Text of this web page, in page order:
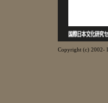
Copyright (c) 2002-